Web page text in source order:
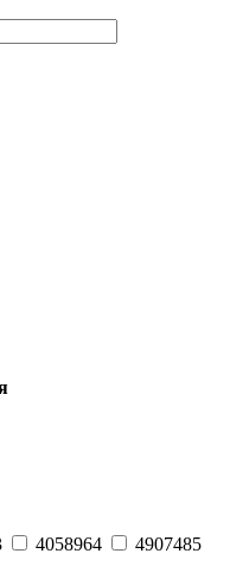
4058964 4907485